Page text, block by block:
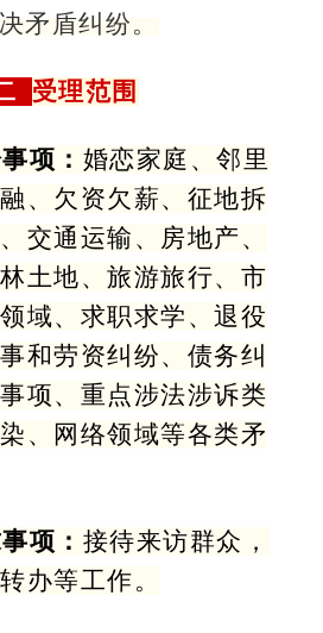
矛盾纠纷。
受理范围
项： 婚恋家庭、邻里
、欠资欠薪、征地拆
交通运输、房地产、
土地、旅游旅行、市
域、求职求学、退役
和劳资纠纷、债务纠
项、重点涉法涉诉类
、网络领域等各类矛
项： 接待来访群众，
办等工作。